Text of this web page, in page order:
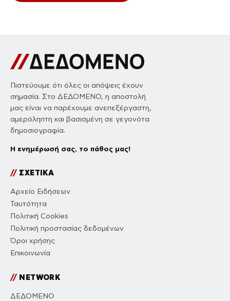
Πιστεύουμε ότι όλες οι απόψεις έχουν
σημασία. Στο ΔΕΔΟΜΕΝΟ, η αποστολή
μας είναι να παρέχουμε ανεπεξέργαστη,
αμερόληπτη και βασισμένη σε γεγονότα
δημοσιογραφία.
Η ενημέρωσή σας, το πάθος μας!
//ΣΧΕΤΙΚΑ
Αρχείο Ειδήσεων
Ταυτότητα
Πολιτική Cookies
Πολιτική προστασίας δεδομένων
Όροι χρήσης
Επικοινωνία
//NETWORK
ΔΕΔΟΜΕΝΟ